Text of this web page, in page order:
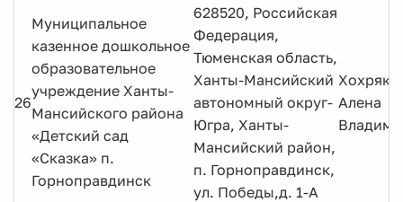
26
Муниципальное
казенное дошкольное
образовательное
учреждение Ханты-
Мансийского района
«Детский сад
«Сказка» п.
Горноправдинск
628520, Российская
Федерация,
Тюменская область,
Ханты-Мансийский
автономный округ-
Югра, Ханты-
Мансийский район,
п. Горноправдинск,
ул. Победы,д. 1-А
Алена